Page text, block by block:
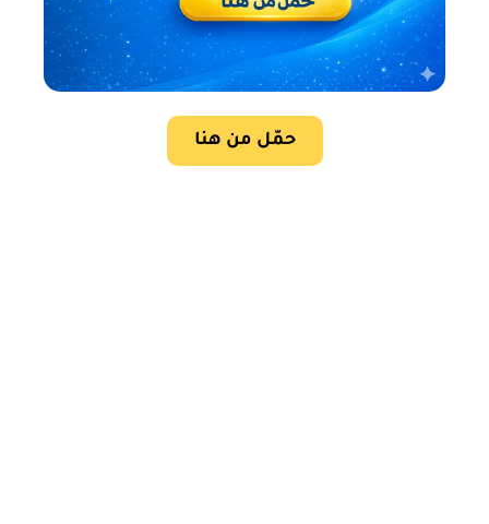
حمّل من هنا